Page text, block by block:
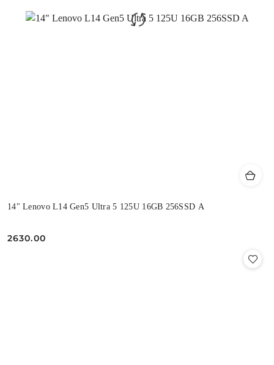
14" Lenovo L14 Gen5 Ultra 5 125U 16GB 256SSD A
Cena:
2630.00